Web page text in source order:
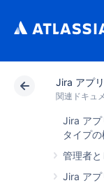
Jira アプ
関連ドキュ
Jira アプ
タイプ
管理者と
Jira アプ
アトラシア
イ